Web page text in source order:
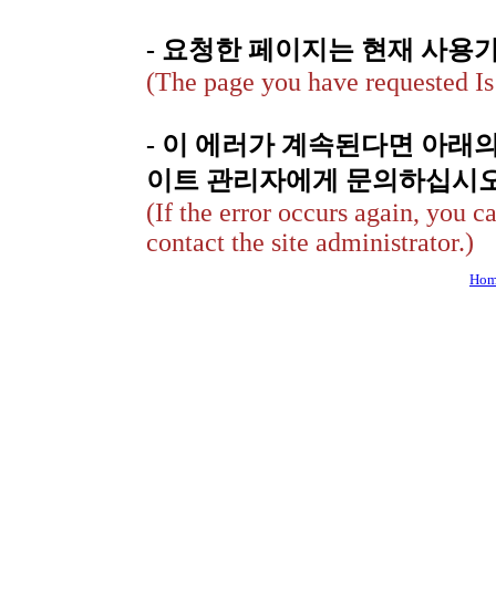
- 요청한 페이지는 현재 사용
(The page you have requested
- 이 에러가 계속된다면 아래
이트 관리자에게 문의하십시
(If the error occurs again, you
contact the site administrator.)